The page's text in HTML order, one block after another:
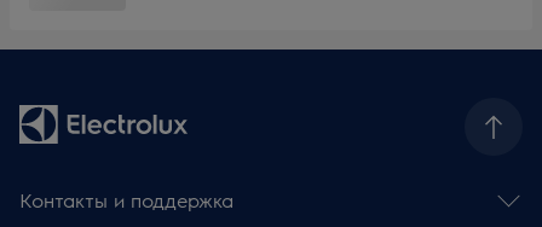
Контакты и поддержка